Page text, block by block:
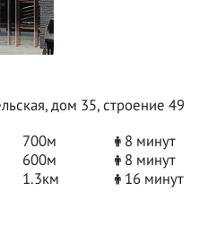
дом 35, строение 49
700м
8 минут
600м
8 минут
1.3км
16 минут